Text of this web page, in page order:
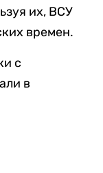
их, ВСУ
времен.
с
в